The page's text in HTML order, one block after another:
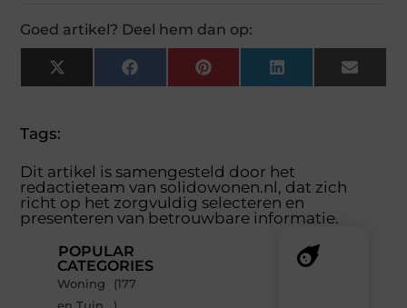
Goed artikel? Deel hem dan op:
X
(Twitter)
FacebookPinterestLinkedInEmail
Tags:
Dit artikel is samengesteld door het
redactieteam van solidowonen.nl, dat zich
richt op het zorgvuldig selecteren en
presenteren van betrouwbare informatie.
POPULAR
CATEGORIES
Woning
(177